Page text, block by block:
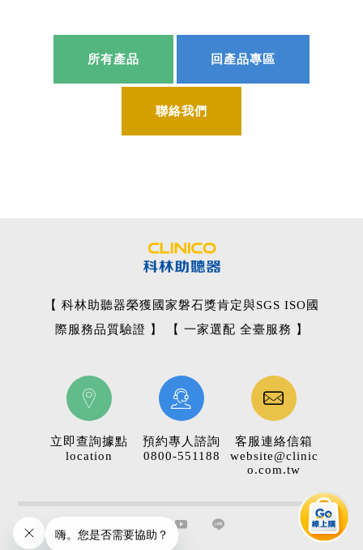
所有產品 回產品專區
聯絡我們
【 科林助聽器榮獲國家磐石獎肯定與SGS ISO國
際服務品質驗證 】 【 一家選配 全臺服務 】
立即查詢據點
location
預約專人諮詢
0800-551188
客服連絡信箱
website@clinic
o.com.tw